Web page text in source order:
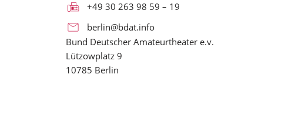
+49 30 263 98 59 – 19
berlin@bdat.info
Bund Deutscher Amateurtheater e.v.
Lützowplatz 9
10785 Berlin